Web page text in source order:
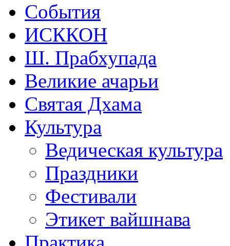
События
ИСККОН
Ш. Прабхупада
Великие ачарьи
Святая Дхама
Культура
Ведическая культура
Праздники
Фестивали
Этикет вайшнава